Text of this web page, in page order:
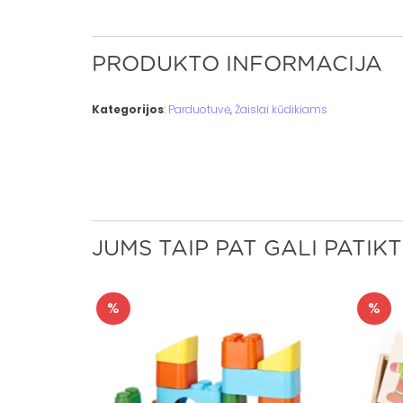
PRODUKTO INFORMACIJA
Kategorijos: Parduotuvė,Žaislai kūdikiams
JUMS TAIP PAT GALI
% %